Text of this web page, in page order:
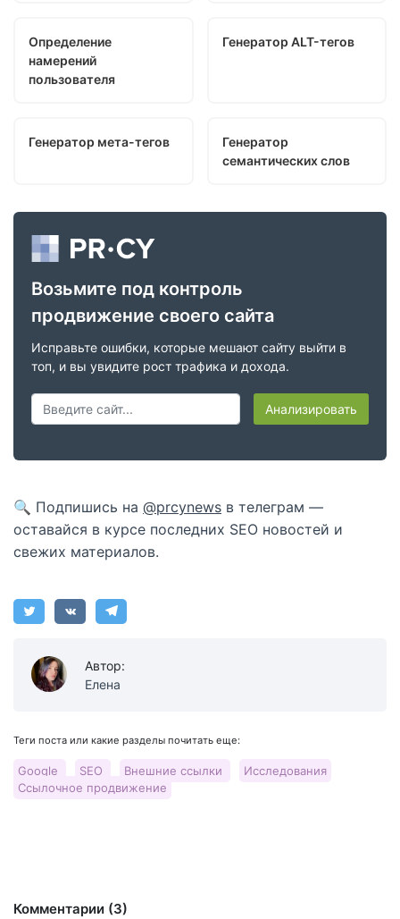
Определение
намерений
пользователя
Генератор ALT-тегов
Генератор мета-тегов
Генератор
семантических слов
Возьмите под контроль
продвижение своего сайта
Исправьте ошибки, которые мешают сайту выйти в
топ, и вы увидите рост трафика и дохода.
Анализировать
🔍 Подпишись на @prcynews в телеграм —
оставайся в курсе последних SEO новостей и
свежих материалов.
Автор:
Елена
Теги поста или какие разделы почитать еще:
Google SEO Внешние ссылки
Исследования
Ссылочное продвижение
Комментарии (3)